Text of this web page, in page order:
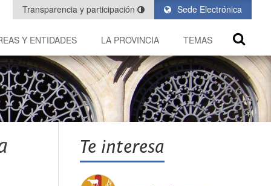
Sede Electrónica
Transparencia y participación
Y ENTIDADES LA PROVINCIA TEMAS
Te interesa